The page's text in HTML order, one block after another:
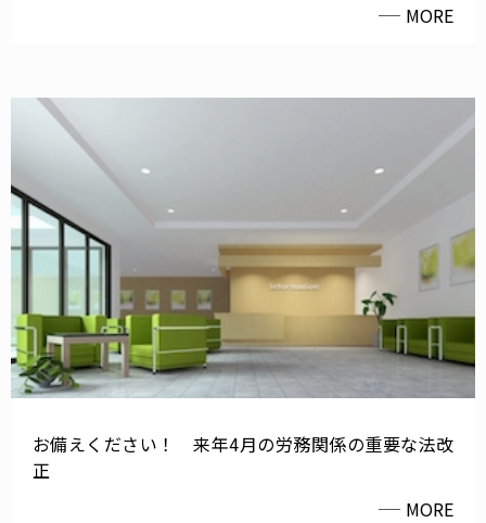
MORE
お備えください！ 来年4月の労務関係の重要な法改
正
MORE